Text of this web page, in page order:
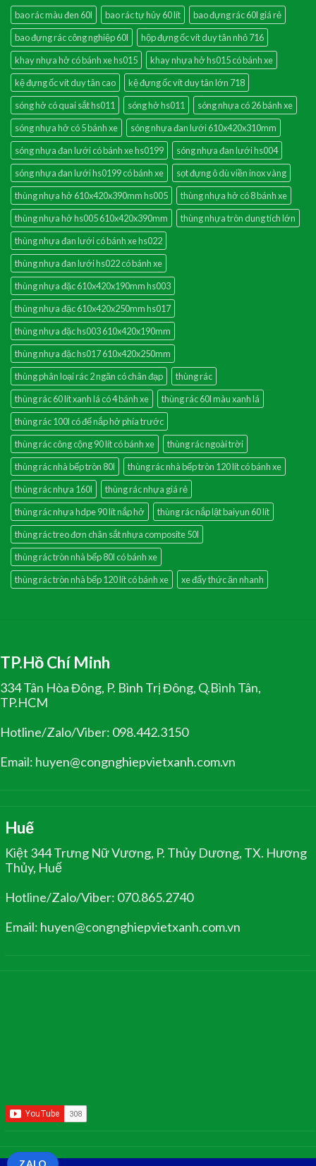
bao rác màu đen 60l bao rác tự hủy 60 lít
bao đựng rác 60l giá rẻ
bao đựng rác công nghiệp 60l
hộp đựng ốc vít duy tân nhỏ 716
khay nhựa hở có bánh xe hs015
khay nhựa hở hs015 có bánh xe
kệ đựng ốc vít duy tân cao
kệ đựng ốc vít duy tân lớn 718
sóng hở có quai sắt hs011
sóng hở hs011
sóng nhựa có 26 bánh xe
sóng nhựa hở có 5 bánh xe
sóng nhựa đan lưới 610x420x310mm
sóng nhựa đan lưới có bánh xe hs0199
sóng nhựa đan lưới hs004
sóng nhựa đan lưới hs0199 có bánh xe
sọt đựng ô dù viền inox vàng
thùng nhựa hở 610x420x390mm hs005
thùng nhựa hở có 8 bánh xe
thùng nhựa hở hs005 610x420x390mm
thùng nhựa tròn dung tích lớn
thùng nhựa đan lưới có bánh xe hs022
thùng nhựa đan lưới hs022 có bánh xe
thùng nhựa đặc 610x420x190mm hs003
thùng nhựa đặc 610x420x250mm hs017
thùng nhựa đặc hs003 610x420x190mm
thùng nhựa đặc hs017 610x420x250mm
thùng phân loại rác 2 ngăn có chân đạp
thùng rác
thùng rác 60 lít xanh lá có 4 bánh xe
thùng rác 60l màu xanh lá
thùng rác 100l có đế nắp hở phía trước
thùng rác công cộng 90 lít có bánh xe
thùng rác ngoài trời
thùng rác nhà bếp tròn 80l
thùng rác nhà bếp tròn 120 lít có bánh xe
thùng rác nhựa 160l
thùng rác nhựa giá rẻ
thùng rác nhựa hdpe 90 lít nắp hở
thùng rác nắp lật baiyun 60 lít
thùng rác treo đơn chân sắt nhựa composite 50l
thùng rác tròn nhà bếp 80l có bánh xe
thùng rác tròn nhà bếp 120 lít có bánh xe
xe đẩy thức ăn nhanh
TP.Hồ Chí Minh
334 Tân Hòa Đông, P. Bình Trị Đông, Q.Bình Tân,
TP.HCM
Hotline/Zalo/Viber: 098.442.3150
Email: huyen@congnghiepvietxanh.com.vn
Huế
Kiệt 344 Trưng Nữ Vương, P. Thủy Dương, TX. Hương
Thủy, Huế
Hotline/Zalo/Viber: 070.865.2740
Email: huyen@congnghiepvietxanh.com.vn